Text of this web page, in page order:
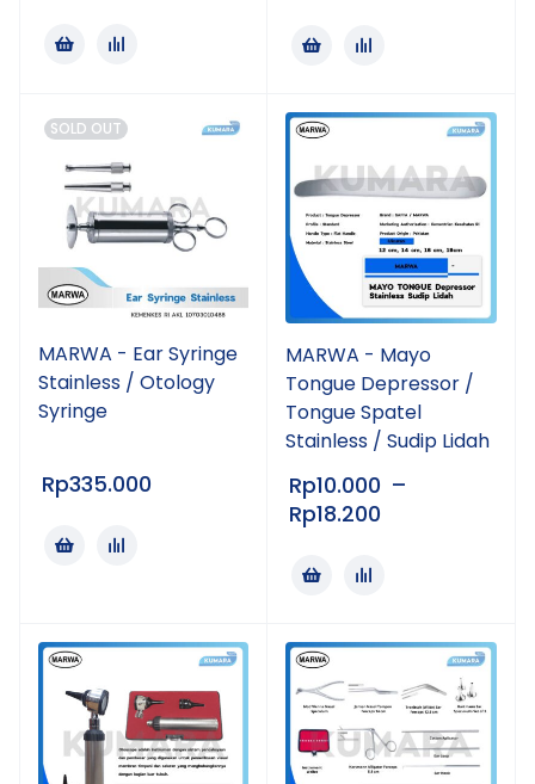
SOLD OUT
MARWA - Ear Syringe
Stainless / Otology
Syringe
Rp335.000
MARWA - Mayo
Tongue Depressor /
Tongue Spatel
Stainless / Sudip Lidah
Rp10.000 –
Rp18.200